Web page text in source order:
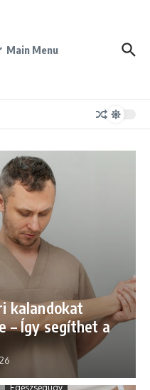
Main Menu
kalandokat
– Így segíthet a
Egészségügy